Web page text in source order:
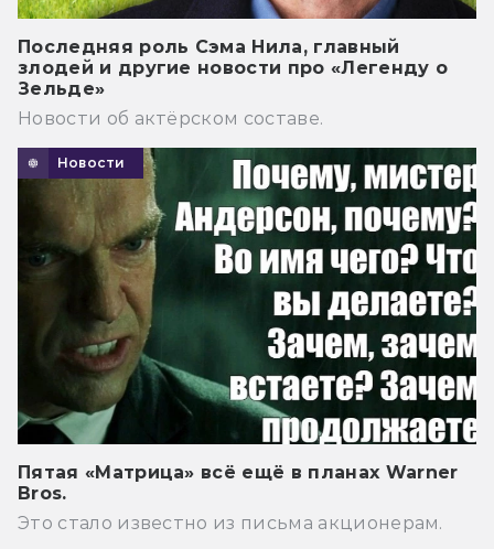
Последняя роль Сэма Нила, главный
злодей и другие новости про «Легенду о
Зельде»
Новости об актёрском составе.
Новости
Пятая «Матрица» всё ещё в планах Warner
Bros.
Это стало известно из письма акционерам.